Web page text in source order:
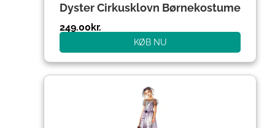
Dyster Cirkusklovn Børnekostume
249.00kr.
KØB NU